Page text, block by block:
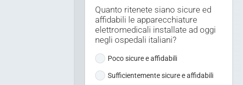
SONDAGGIO
Quanto ritenete siano sicure ed
affidabili le apparecchiature
elettromedicali installate ad oggi
negli ospedali italiani?